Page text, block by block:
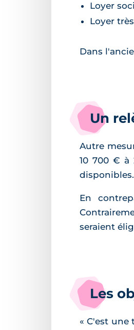
Loyer
Loyer
Dans
Un
Autre
10 700 € à
disponibles.
En
seraient
Les
« C'est